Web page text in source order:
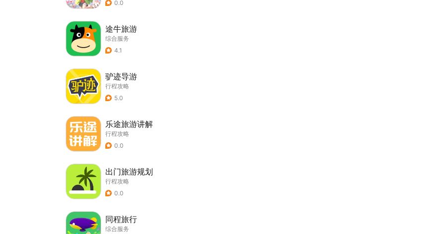
0.0
途牛旅游
综合服务
4.1
驴迹导游
行程攻略
5.0
乐途旅游讲解
行程攻略
0.0
出门旅游规划
行程攻略
0.0
同程旅行
综合服务